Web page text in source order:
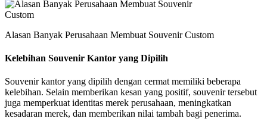
Alasan Banyak Perusahaan Membuat Souvenir Custom
Kelebihan Souvenir Kantor yang Dipilih
Souvenir kantor yang dipilih dengan cermat memiliki beberapa
kelebihan. Selain memberikan kesan yang positif, souvenir tersebut
juga memperkuat identitas merek perusahaan, meningkatkan
kesadaran merek, dan memberikan nilai tambah bagi penerima.